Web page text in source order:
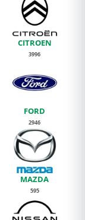
CITROEN
3996
FORD
2946
MAZDA
595